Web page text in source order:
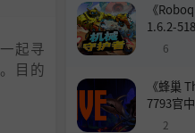
起寻
目的
《
1.6.2-
机版官中
6
《蜂巢
7793官
2